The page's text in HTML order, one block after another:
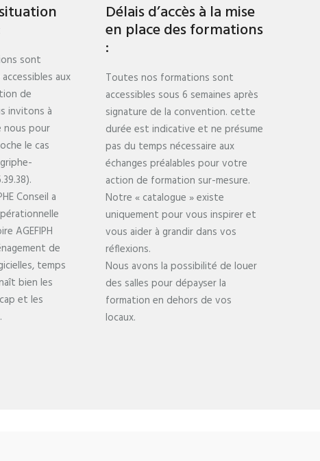
sont
aux
de
invitons à
nous pour
le cas
Conseil a
AGEFIPH
de
temps
bien les
et les
Délais d’accès à la mise
en place des formations
:
Toutes nos formations sont
accessibles sous 6 semaines après
signature de la convention. cette
durée est indicative et ne présume
pas du temps nécessaire aux
échanges préalables pour votre
action de formation sur-mesure.
Notre « catalogue » existe
uniquement pour vous inspirer et
vous aider à grandir dans vos
réflexions.
Nous avons la possibilité de louer
des salles pour dépayser la
formation en dehors de vos
locaux.